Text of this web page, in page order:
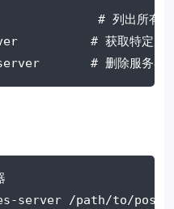
# 列出所有配
# 获取特定服务
# 删除服务器
server /path/to/